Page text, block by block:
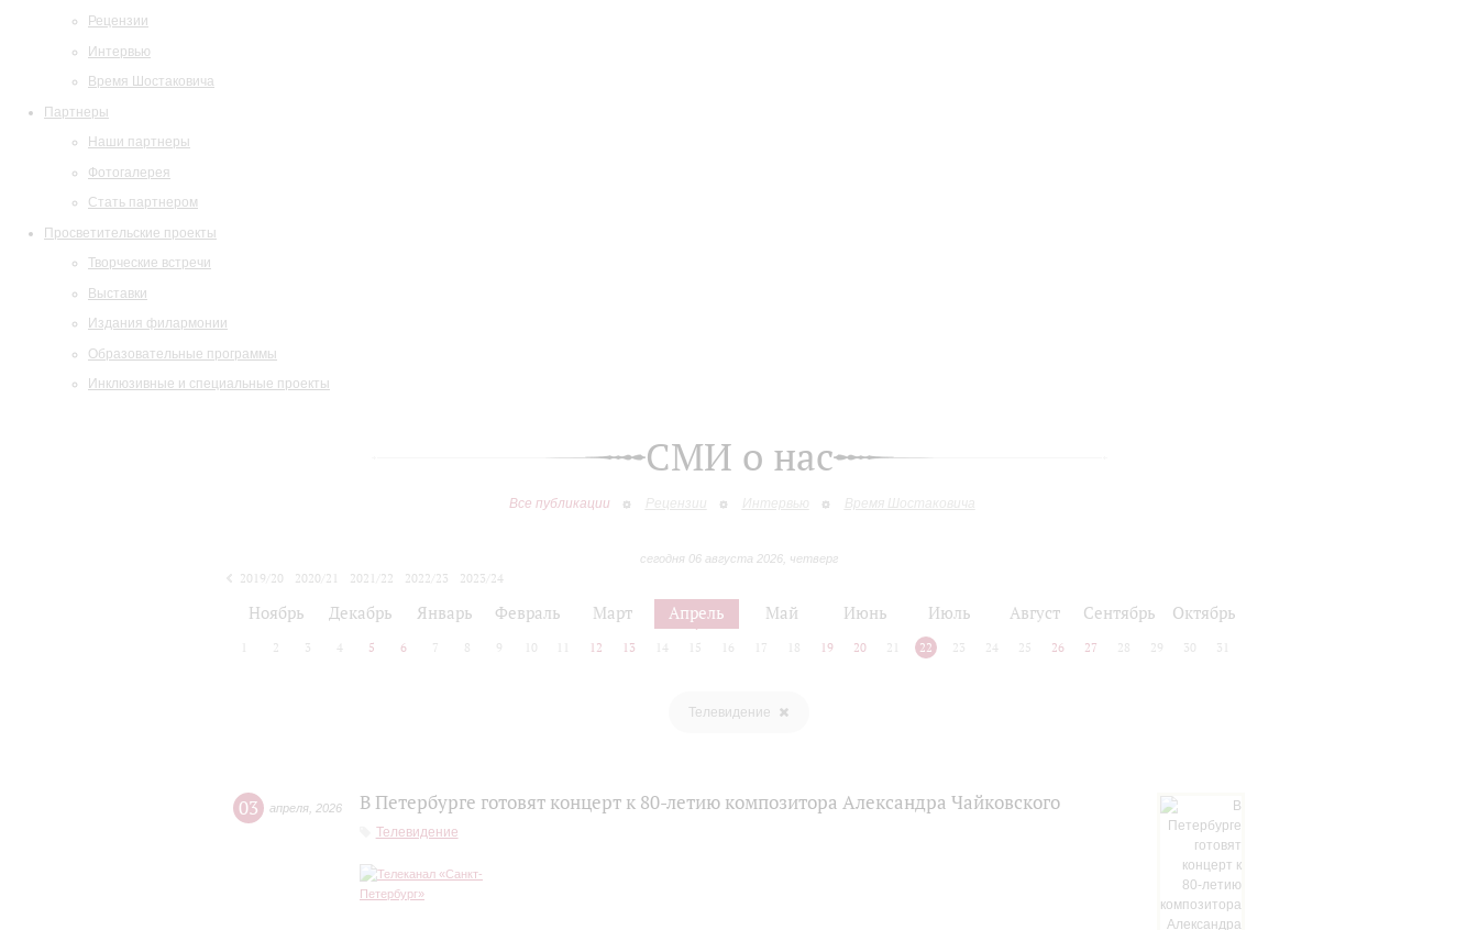
Рецензии
Интервью
Время Шостаковича
Партнеры
Наши партнеры
Фотогалерея
Стать партнером
Просветительские проекты
Творческие встречи
Выставки
Издания филармонии
Образовательные программы
Инклюзивные и специальные проекты
СМИ о нас
Все публикации Рецензии Интервью Время Шостаковича
сегодня 06 августа 2026, четверг
2019/20 2020/21 2021/22 2022/23
2023/24
Ноябрь Декабрь Январь Февраль Март Апрель Май Июнь Июль Август Сентябрь Октябрь
2 3 4 5 6 7 8 9 10 12 13 14 15 16 17 18 19 20 21 22 23 24 25 26 27 28 29 30 31
Телевидение
03 апреля 2026 В Петербурге готовят концерт к 80-летию композитора Александра Чайковского
Телевидение